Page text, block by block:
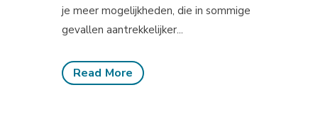
je meer mogelijkheden, die in sommige
gevallen aantrekkelijker...
Read More